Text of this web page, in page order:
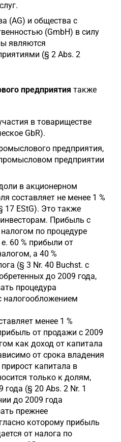
(AG) и общества с
(GmbH) в силу
являются
(§ 2 Abs. 2
предприятия также
в товариществе
GbR).
предприятия,
предприятии
в акционерном
составляет не менее 1 %
17 EStG). Это также
Прибыль с
по процедуре
60 % прибыли от
а 40 %
(§ 3 Nr. 40 Buchst. c
до 2009 года,
процедура
налогообложением
менее 1 %
от продажи с 2009
как доход от капитала
от срока владения
капитала в
только к долям,
(§ 20 Abs. 2 Nr. 1
до 2009 года
прежнее
которому прибыль
от налога по